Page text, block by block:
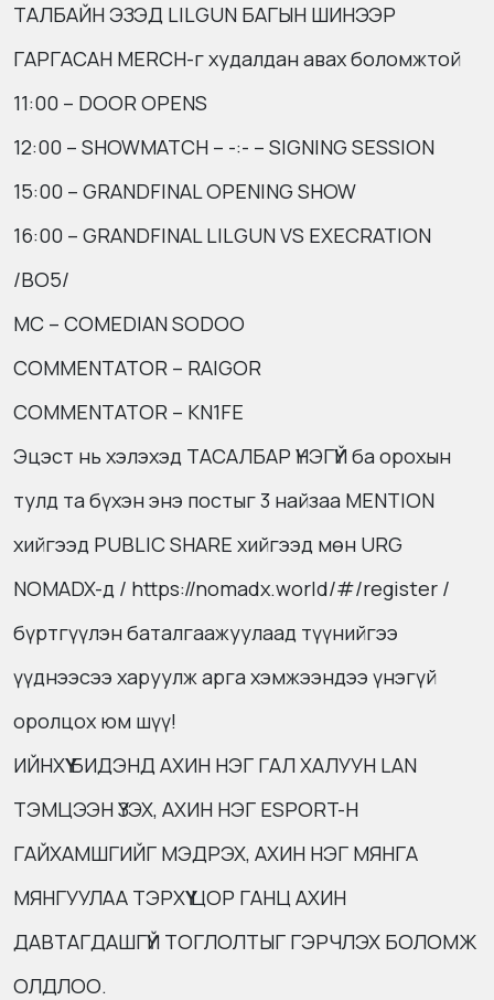
ТАЛБАЙН ЭЗЭД LILGUN БАГЫН ШИНЭЭР
ГАРГАСАН MERCH-г худалдан авах боломжтой
11:00 – DOOR OPENS
12:00 – SHOWMATCH – -:- – SIGNING SESSION
15:00 – GRANDFINAL OPENING SHOW
16:00 – GRANDFINAL LILGUN VS EXECRATION
/BO5/
MC – COMEDIAN SODOO
COMMENTATOR – RAIGOR
COMMENTATOR – KN1FE
Эцэст нь хэлэхэд ТАСАЛБАР ҮНЭГҮЙ ба орохын
тулд та бүхэн энэ постыг 3 найзаа MENTION
хийгээд PUBLIC SHARE хийгээд мөн URG
NOMADX-д / https://nomadx.world/#/register /
бүртгүүлэн баталгаажуулаад түүнийгээ
үүднээсээ харуулж арга хэмжээндээ үнэгүй
оролцох юм шүү!
ИЙНХҮҮ БИДЭНД АХИН НЭГ ГАЛ ХАЛУУН LAN
ТЭМЦЭЭН ҮЗЭХ, АХИН НЭГ ESPORT-Н
ГАЙХАМШГИЙГ МЭДРЭХ, АХИН НЭГ МЯНГА
МЯНГУУЛАА ТЭРХҮҮ ЦОР ГАНЦ АХИН
ДАВТАГДАШГҮЙ ТОГЛОЛТЫГ ГЭРЧЛЭХ БОЛОМЖ
ОЛДЛОО.